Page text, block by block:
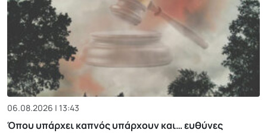
06.08.2026 | 13:43
Όπου υπάρχει καπνός υπάρχουν και… ευθύνες